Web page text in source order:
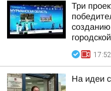
Три
17:52
На идеи